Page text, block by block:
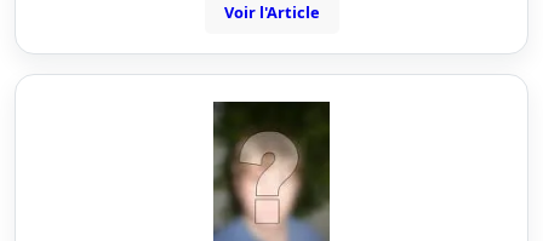
Voir l'Article